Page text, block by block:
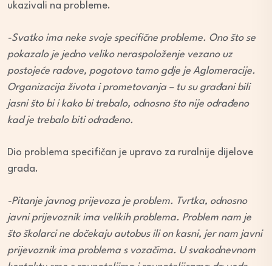
ukazivali na probleme.
-Svatko ima neke svoje specifične probleme. Ono što se
pokazalo je jedno veliko neraspoloženje vezano uz
postojeće radove, pogotovo tamo gdje je Aglomeracije.
Organizacija života i prometovanja – tu su građani bili
jasni što bi i kako bi trebalo, odnosno što nije odrađeno
kad je trebalo biti odrađeno.
Dio problema specifičan je upravo za ruralnije dijelove
grada.
-Pitanje javnog prijevoza je problem. Tvrtka, odnosno
javni prijevoznik ima velikih problema. Problem nam je
što školarci ne dočekaju autobus ili on kasni, jer nam javni
prijevoznik ima problema s vozačima. U svakodnevnom